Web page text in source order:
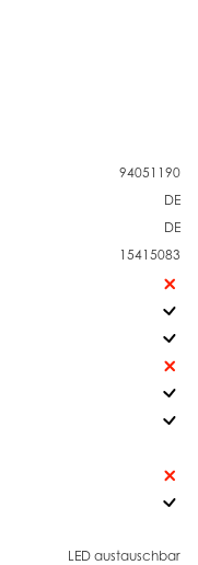
94051190
DE
DE
15415083
LED austauschbar